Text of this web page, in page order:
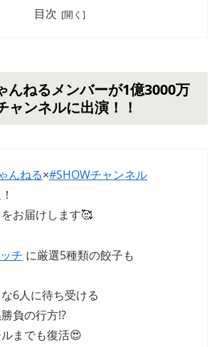
目次
んねるメンバーが1億3000万
ャンネルに出演！！
んねる×#SHOWチャンネル
お届けします🥰
チ に厳選5種類の餃子も
6人に待ち受ける
負の行方!?
までも復活😍